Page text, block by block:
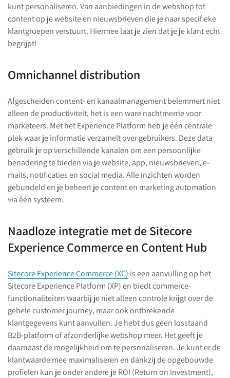
kunt personaliseren. Van aanbiedingen in de webshop tot
content op je website en nieuwsbrieven die je naar specifieke
klantgroepen verstuurt. Hiermee laat je zien dat je je klant echt
begrijpt!
Omnichannel distribution
Afgescheiden content- en kanaalmanagement belemmert niet
alleen de productiviteit, het is een ware nachtmerrie voor
marketeers. Met het Experience Platform heb je één centrale
plek waar je informatie verzamelt over gebruikers. Deze data
gebruik je op verschillende kanalen om een persoonlijke
benadering te bieden via je website, app, nieuwsbrieven, e-
mails, notificaties en social media. Alle inzichten worden
gebundeld en je beheert je content en marketing automation
via één systeem.
Naadloze integratie met de Sitecore
Experience Commerce en Content Hub
Sitecore Experience Commerce (XC) is een aanvulling op het
Sitecore Experience Platform (XP) en biedt commerce-
functionaliteiten waarbij je niet alleen controle krijgt over de
gehele customer journey, maar ook ontbrekende
klantgegevens kunt aanvullen. Je hebt dus geen losstaand
B2B-platform of afzonderlijke webshop meer. Het geeft je
daarnaast de mogelijkheid om te personaliseren. Je kunt er de
klantwaarde mee maximaliseren en dankzij de opgebouwde
profielen kun je onder andere je ROI (Return on Investment),